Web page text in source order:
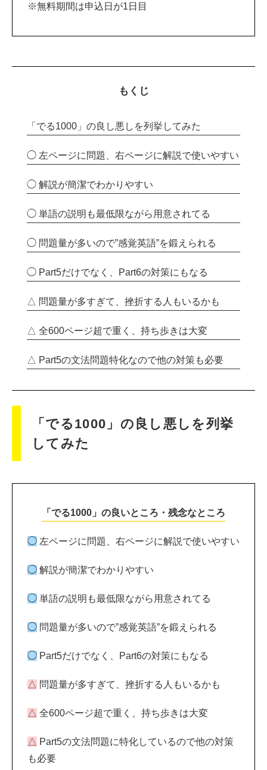
※無料期間は申込日が1日目
もくじ
「でる1000」の良し悪しを列挙してみた
◯ 左ページに問題、右ページに解説で使いやすい
◯ 解説が簡潔でわかりやすい
◯ 単語の説明も最低限ながら用意されてる
◯ 問題量が多いので”感覚英語”を鍛えられる
◯ Part5だけでなく、Part6の対策にもなる
△ 問題量が多すぎて、挫折する人もいるかも
△ 全600ページ超で重く、持ち歩きは大変
△ Part5の文法問題特化なので他の対策も必要
「でる1000」の良し悪しを列挙
してみた
「でる1000」の良いところ・残念なところ
◯ 左ページに問題、右ページに解説で使いやすい
◯ 解説が簡潔でわかりやすい
◯ 単語の説明も最低限ながら用意されてる
◯ 問題量が多いので”感覚英語”を鍛えられる
◯ Part5だけでなく、Part6の対策にもなる
△ 問題量が多すぎて、挫折する人もいるかも
△ 全600ページ超で重く、持ち歩きは大変
△ Part5の文法問題に特化しているので他の対策
も必要